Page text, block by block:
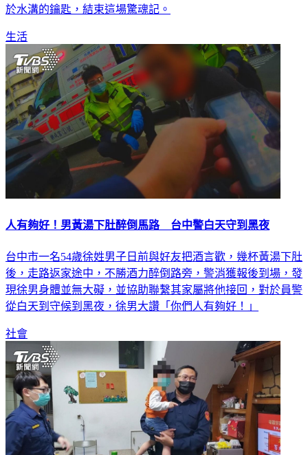
於水溝的鑰匙，結束這場驚魂記。
生活
人有夠好！男黃湯下肚醉倒馬路 台中警白天守到黑夜
台中市一名54歲徐姓男子日前與好友把酒言歡，幾杯黃湯下肚
後，走路返家途中，不勝酒力醉倒路旁，警消獲報後到場，發
現徐男身體並無大礙，並協助聯繫其家屬將他接回，對於員警
從白天到守候到黑夜，徐男大讚「你們人有夠好！」
社會